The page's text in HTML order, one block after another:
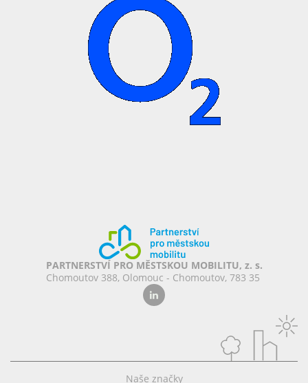
PARTNERSTVÍ PRO MĚSTSKOU MOBILITU, z. s.
Chomoutov 388, Olomouc - Chomoutov, 783 35
Naše značky